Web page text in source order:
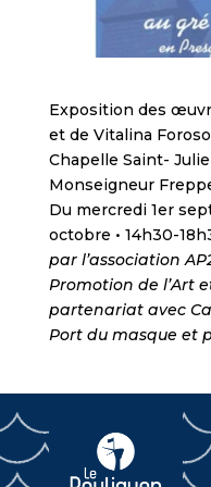
Exposition des
et de Vitalina
Chapelle Saint-
Monseigneur
Du mercredi 1er
octobre • 14h30-
par l’association
Promotion de l’Art
partenariat avec
Port du masque et